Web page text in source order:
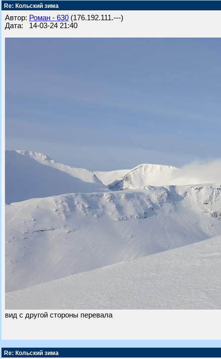
Re: Кольский зима
Автор: Роман - 630 (176.192.111.---)
Дата: 14-03-24 21:40
вид с другой стороны перевала
Re: Кольский зима